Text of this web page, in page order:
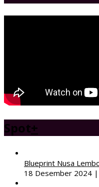
Spot+
Blueprint Nusa
18 Desember 2024